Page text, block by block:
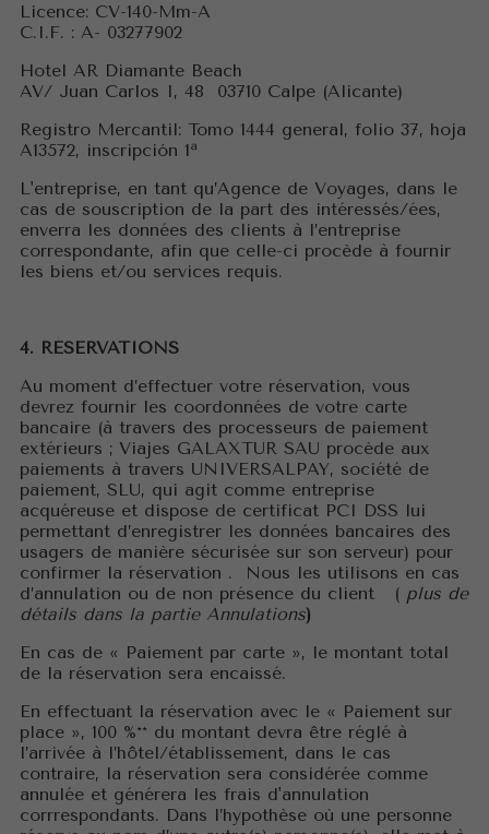
Licence: CV-140-Mm-A
C.I.F. : A- 03277902
Hotel AR Diamante Beach
AV/ Juan Carlos I, 48 03710 Calpe (Alicante)
Registro Mercantil: Tomo 1444 general, folio 37, hoja
A13572, inscripción 1ª
L'entreprise, en tant qu’Agence de Voyages, dans le
cas de souscription de la part des intéressés/ées,
enverra les données des clients à l’entreprise
correspondante, afin que celle-ci procède à fournir
les biens et/ou services requis.
4. RÉSERVATIONS
Au moment d’effectuer votre réservation, vous
devrez fournir les coordonnées de votre carte
bancaire (à travers des processeurs de paiement
extérieurs ; Viajes GALAXTUR SAU procède aux
paiements à travers UNIVERSALPAY, société de
paiement, SLU, qui agit comme entreprise
acquéreuse et dispose de certificat PCI DSS lui
permettant d’enregistrer les données bancaires des
usagers de manière sécurisée sur son serveur) pour
confirmer la réservation . Nous les utilisons en cas
d’annulation ou de non présence du client ( plus de
détails dans la partie Annulations)
En cas de « Paiement par carte », le montant total
de la réservation sera encaissé.
En effectuant la réservation avec le « Paiement sur
place », 100 %** du montant devra être réglé à
l’arrivée à l’hôtel/établissement, dans le cas
contraire, la réservation sera considérée comme
annulée et générera les frais d'annulation
corrrespondants. Dans l’hypothèse où une personne